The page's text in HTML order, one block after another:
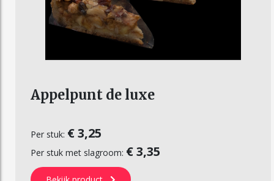
Appelpunt de luxe
Per stuk: € 3,25
Per stuk met slagroom: € 3,35